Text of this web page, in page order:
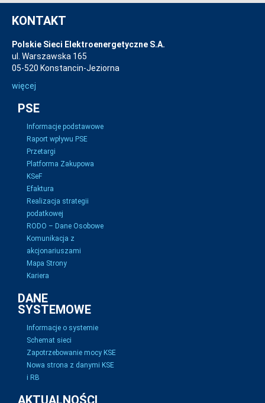
KONTAKT
Polskie Sieci Elektroenergetyczne S.A.
ul. Warszawska 165
05-520 Konstancin-Jeziorna
więcej
PSE
Informacje podstawowe
Raport wpływu PSE
Przetargi
Platforma Zakupowa
KSeF
Efaktura
Realizacja strategii
podatkowej
RODO – Dane Osobowe
Komunikacja z
akcjonariuszami
Mapa Strony
Kariera
DANE
SYSTEMOWE
Informacje o systemie
Schemat sieci
Zapotrzebowanie mocy KSE
Nowa strona z danymi KSE
i RB
AKTUALNOŚCI